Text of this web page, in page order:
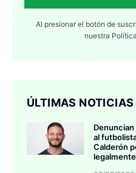
Al presionar el botón de
nuestra
ÚLTIMAS NOTICIAS
al
Calderón
legalmente